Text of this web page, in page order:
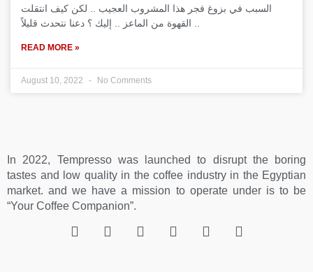
السبب في بزوغ فجر هذا المشروب العجيب .. لكن كيف انتقلت
READ MORE »
August 10, 2022 No Comments
In 2022, Tempresso was launched to disrupt the boring
tastes and low quality in the coffee industry in the Egyptian
market. and we have a mission to operate under is to be
“Your Coffee Companion”.